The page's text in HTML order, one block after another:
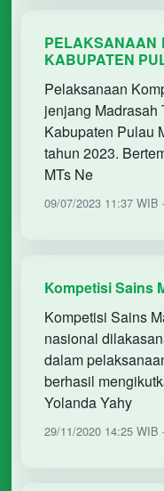
PELAKSANAAN
KABUPATEN
Pelaksanaan
jenjang Madrasah
Kabupaten Pulau
tahun 2023.
MTs Ne
09/07/2023 11:37 WIB
Kompetisi Sains
Kompetisi Sains
nasional
dalam
berhasil
Yolanda Yahy
29/11/2020 14:25 WIB